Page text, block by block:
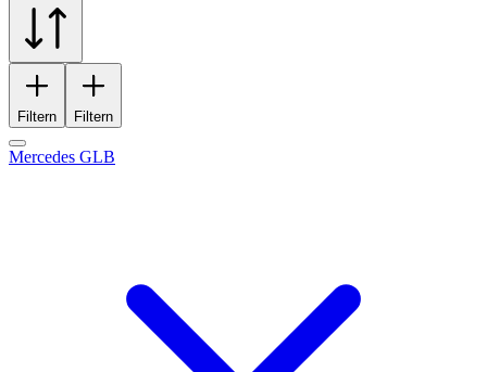
Filtern Filtern
Mercedes GLB